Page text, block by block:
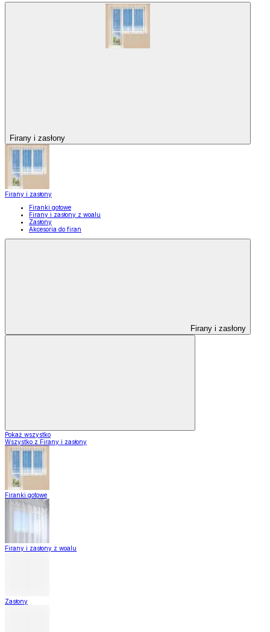
Firany i zasłony
Firany i zasłony
Firanki gotowe
Firany i zasłony z woalu
Zasłony
Akcesoria do firan
Firany i zasłony
Pokaż wszystko
Wszystko z Firany i zasłony
Firanki gotowe
Firany i zasłony z woalu
Zasłony